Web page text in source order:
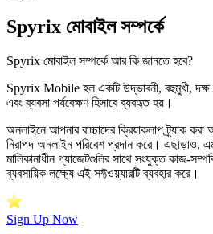
Spyrix মোবাইল সম্পর্কে
Spyrix মোবাইল সম্পর্কে আর কি জানতে হবে?
Spyrix Mobile হল একটি উদ্ভাবনী, বহুমুখী, দক্ষ
এবং ব্যবসা পর্যবেক্ষণ হিসাবে ব্যবহৃত হয়।
অনলাইনে আপনার বাচ্চাদের ক্রিয়াকলাপ ট্র্যাক
নিরাপদ অনলাইন পরিবেশ প্রদান করে। এছাড়াও,
মালিকানাধীন গ্যাজেটগুলির সাথে সংযুক্ত কাজ-
ব্যবসায়িক লক্ষ্যে এই সফ্টওয়্যারটি ব্যবহার করে।
Sign Up Now